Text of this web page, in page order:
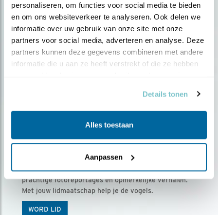
personaliseren, om functies voor social media te bieden
en om ons websiteverkeer te analyseren. Ook delen we
informatie over uw gebruik van onze site met onze
partners voor social media, adverteren en analyse. Deze
partners kunnen deze gegevens combineren met andere
informatie die u aan ze heeft verstrekt of die ze hebben
Details tonen
Alles toestaan
Aanpassen
Ontvang 5 x Vogels voor € 36,00 per jaar
Vogels is het tijdschrift voor onze leden, met
prachtige fotoreportages en opmerkelijke verhalen.
Met jouw lidmaatschap help je de vogels.
WORD LID